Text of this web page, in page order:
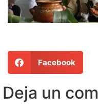
Facebook
Deja un